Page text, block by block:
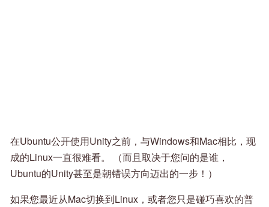
在Ubuntu公开使用Unity之前，与Windows和Mac相比，现
成的Linux一直很难看。 （而且取决于您问的是谁，
Ubuntu的Unity甚至是朝错误方向迈出的一步！）
如果您最近从Mac切换到Linux，或者您只是碰巧喜欢的普